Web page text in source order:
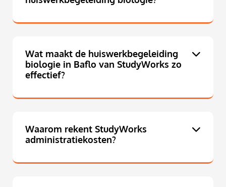
Wat maakt de huiswerkbegeleiding
biologie in Baflo van StudyWorks zo
effectief?
Waarom rekent StudyWorks
administratiekosten?